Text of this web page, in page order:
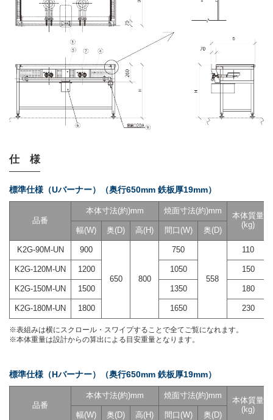
仕 様
標準仕様（Uバーナー）（奥行650mm 鉄板厚19mm）
品番
本体寸法(約)mm 焼面寸法(約)mm
本体質量
(kg)
幅(W) 奥(D) 高(H) 間口(W) 奥(D)
K2G-90M-UN 900
650 800
750
558
110
K2G-120M-UN 1200 1050 150
K2G-150M-UN 1500 1350 180
K2G-180M-UN 1800 1650 230
※表組みは横にスクロール・スワイプすることで全てご覧になれます。
※本体重量は設計からの算出による目安重量となります。
標準仕様（Hバーナー）（奥行650mm 鉄板厚19mm）
品番
本体寸法(約)mm 焼面寸法(約)mm
本体質量
(kg)
幅(W) 奥(D) 高(H) 間口(W) 奥(D)